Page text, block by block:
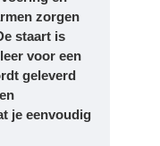
zorgen
staart is
voor een
geleverd
je eenvoudig